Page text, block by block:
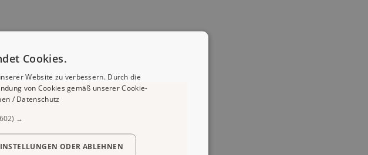
Cookies.
Website zu verbessern. Durch die
von Cookies gemäß unserer Cookie-
/ Datenschutz
→
ODER ABLEHNEN